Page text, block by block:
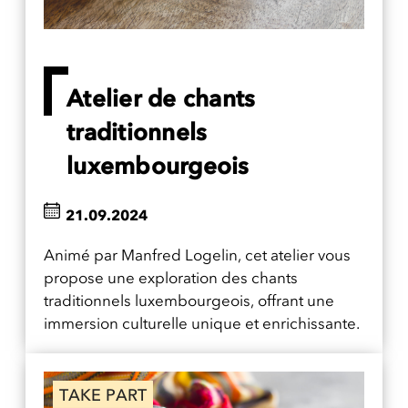
Atelier de chants
traditionnels
luxembourgeois
Animé par Manfred Logelin, cet atelier vous
propose une exploration des chants
traditionnels luxembourgeois, offrant une
immersion culturelle unique et enrichissante.
21.09.2024
TAKE PART